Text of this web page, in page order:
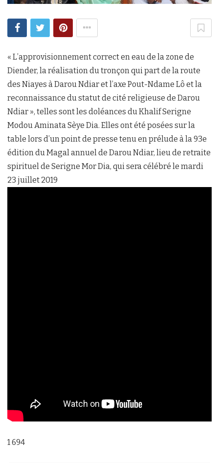
« L’approvisionnement correct en eau de la zone de
Diender, la réalisation du tronçon qui part de la route
des Niayes à Darou Ndiar et l’axe Pout-Ndame Lô et la
reconnaissance du statut de cité religieuse de Darou
Ndiar », telles sont les doléances du Khalif Serigne
Modou Aminata Sèye Dia. Elles ont été posées sur la
table lors d’un point de presse tenu en prélude à la 93e
édition du Magal annuel de Darou Ndiar, lieu de retraite
spirituel de Serigne Mor Dia, qui sera célébré le mardi
23 juillet 2019
1 694